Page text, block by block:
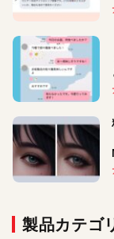
製品カテゴ